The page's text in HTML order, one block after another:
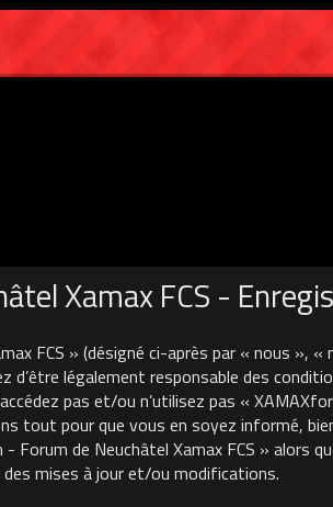
Xamax FCS -
FCS » (désigné ci-après par « nous »,
légalement responsable des
pas et/ou n’utilisez pas «
tout pour que vous en soyez informé,
Forum de Neuchâtel Xamax FCS »
mises à jour et/ou modifications.